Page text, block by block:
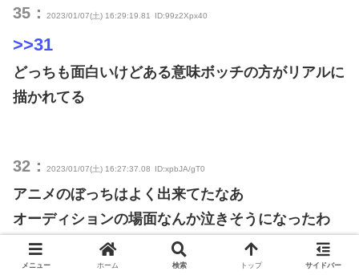
35： 2023/01/07(土) 16:29:19.81 ID:99z2Xpx40
>>31
どっちも面白いけどある意味ボッチの方がリアルに
描かれてる
32： 2023/01/07(土) 16:27:37.08 ID:xpbJA/gT0
アニメのぼっちはよく出来てたなあ
オーディションの場面なんか泣きそうになったわ
メニュー ホーム 検索 トップ サイドバー